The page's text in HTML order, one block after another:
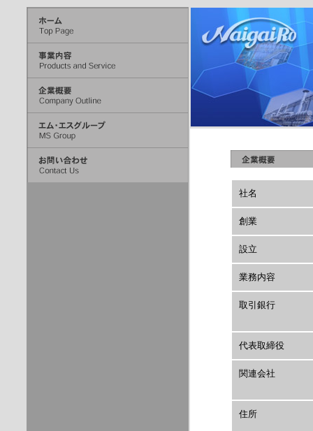
社名
創業
設立
業務内容
取引銀行
代表取締役
関連会社
住所